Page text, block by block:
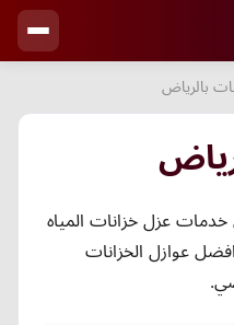
بالرياض
عزل خزانات المياه
عوازل الخزانات